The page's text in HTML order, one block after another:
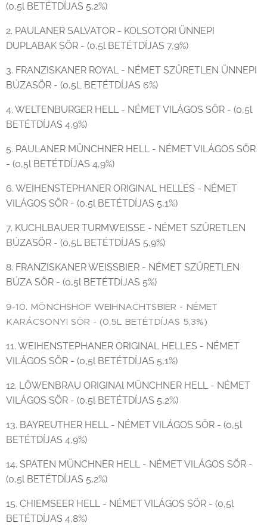
(0,5l BETÉTDÍJAS 5,2%)
2. PAULANER SALVATOR - KOLSOTORI ÜNNEPI
DUPLABAK SÖR - (0,5l BETÉTDÍJAS 7,9%)
3. FRANZISKANER ROYAL - NÉMET SZŰRETLEN ÜNNEPI
BÚZASÖR - (0,5L BETÉTDÍJAS 6%)
4. WELTENBURGER HELL - NÉMET VILÁGOS SÖR - (0,5l
BETÉTDÍJAS 4,9%)
5. PAULANER MÜNCHNER HELL - NÉMET VILÁGOS SÖR
- (0,5l BETÉTDÍJAS 4,9%)
6. WEIHENSTEPHANER ORIGINAL HELLES - NÉMET
VILÁGOS SÖR - (0,5l BETÉTDÍJAS 5,1%)
7. KUCHLBAUER TURMWEISSE - NÉMET SZŰRETLEN
BÚZASÖR - (0,5L BETÉTDÍJAS 5,9%)
8. FRANZISKANER WEISSBIER - NÉMET SZŰRETLEN
BÚZA SÖR - (0,5l BETÉTDÍJAS 5%)
9-10. MÖNCHSHOF WEIHNACHTSBIER - NÉMET
KARÁCSONYI SÖR - (0,5L BETÉTDÍJAS 5,3%)
11. WEIHENSTEPHANER ORIGINAL HELLES - NÉMET
VILÁGOS SÖR - (0,5l BETÉTDÍJAS 5,1%)
12. LÖWENBRAU ORIGINAl MÜNCHNER HELL - NÉMET
VILÁGOS SÖR - (0,5l BETÉTDÍJAS 5,2%)
13. BAYREUTHER HELL - NÉMET VILÁGOS SÖR - (0,5l
BETÉTDÍJAS 4,9%)
14. SPATEN MÜNCHNER HELL - NÉMET VILÁGOS SÖR -
(0,5l BETÉTDÍJAS 5,2%)
15. CHIEMSEER HELL - NÉMET VILÁGOS SÖR - (0,5l
BETÉTDÍJAS 4,8%)